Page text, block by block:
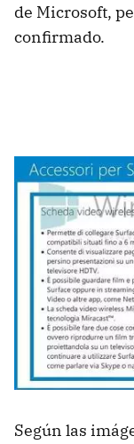
de Microsoft,
confirmado.
Según las